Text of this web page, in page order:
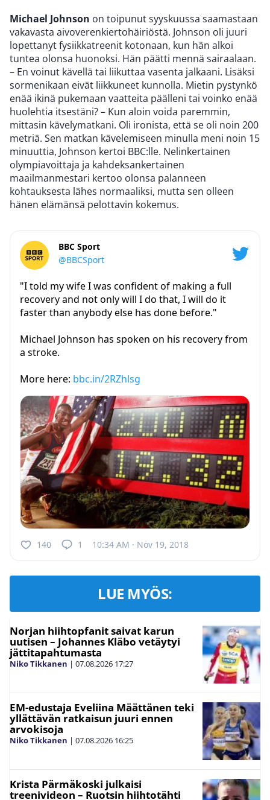
Michael Johnson on toipunut syyskuussa saamastaan
vakavasta aivoverenkiertohäiriöstä. Johnson oli juuri
lopettanyt fysiikkatreenit kotonaan, kun hän alkoi
tuntea olonsa huonoksi. Hän päätti mennä sairaalaan.
– En voinut kävellä tai liikuttaa vasenta jalkaani. Lisäksi
sormenikaan eivät liikkuneet kunnolla. Mietin pystynkö
enää ikinä pukemaan vaatteita päälleni tai voinko enää
huolehtia itsestäni? – Kun aloin voida paremmin,
mittasin kävelymatkani. Oli ironista, että se oli noin 200
metriä. Sen matkan kävelemiseen minulla meni noin 15
minuuttia, Johnson kertoi BBC:lle. Nelinkertainen
olympiavoittaja ja kahdeksankertainen
maailmanmestari kertoo olonsa palanneen
kohtauksesta lähes normaaliksi, mutta sen olleen
hänen elämänsä pelottavin kokemus.
BBC Sport
@BBCSport
"I told my wife I was confident of making a full
recovery and not only will I do that, I will do it
faster than anybody else has done before."
Michael Johnson has spoken on his recovery from
a stroke.
More here: bbc.in/2RZhlsg
140 1 10:34 AM · Nov 19, 2018
LUE MYÖS:
Norjan hiihtopfanit saivat karun
uutisen – Johannes Kläbo vetäytyi
jättitapahtumasta
Niko Tikkanen | 07.08.2026 17:27
EM-edustaja Eveliina Määttänen teki
yllättävän ratkaisun juuri ennen
arvokisoja
Niko Tikkanen | 07.08.2026 16:25
Krista Pärmäkoski julkaisi
treenivideon – Ruotsin hiihtotähti